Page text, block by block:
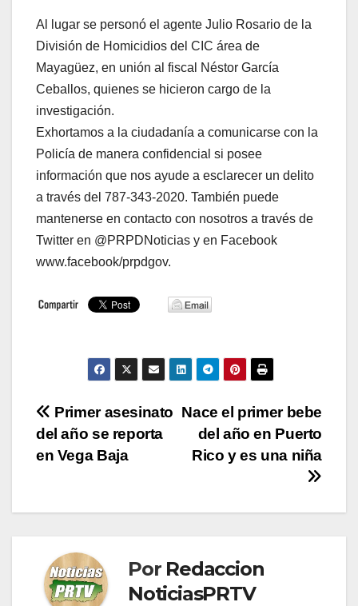
Al lugar se personó el agente Julio Rosario de la
División de Homicidios del CIC área de
Mayagüez, en unión al fiscal Néstor García
Ceballos, quienes se hicieron cargo de la
investigación.
Exhortamos a la ciudadanía a comunicarse con la
Policía de manera confidencial si posee
información que nos ayude a esclarecer un delito
a través del 787-343-2020. También puede
mantenerse en contacto con nosotros a través de
Twitter en @PRPDNoticias y en Facebook
www.facebook/prpdgov.
Navegación
de
Nace el primer bebe
del año en Puerto
Rico y es una niña
Primer asesinato
del año se reporta
en Vega Baja
Por Redaccion
NoticiasPRTV